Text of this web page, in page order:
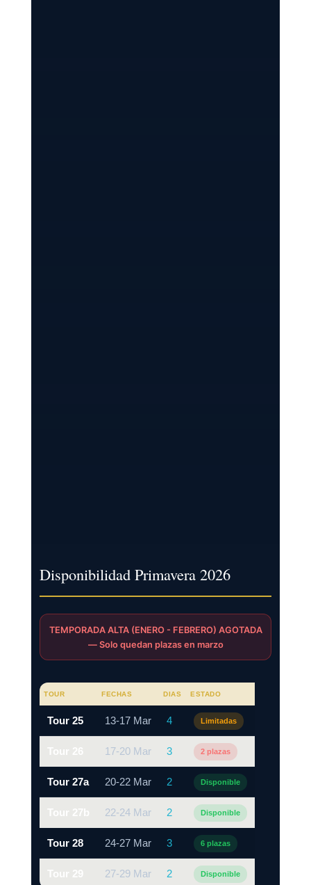
Disponibilidad Primavera 2026
TEMPORADA ALTA (ENERO - FEBRERO) AGOTADA
— Solo quedan plazas en marzo
TOUR FECHAS DIAS ESTADO
Tour 25 13-17 Mar 4 Limitadas
Tour 26 17-20 Mar 3 2 plazas
Tour 27a 20-22 Mar 2 Disponible
Tour 27b 22-24 Mar 2 Disponible
Tour 28 24-27 Mar 3 6 plazas
Tour 29 27-29 Mar 2 Disponible